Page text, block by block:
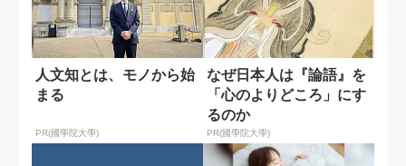
人文知とは、モノから始
まる
PR(國學院大學)
なぜ日本人は『論語』を
「心のよりどころ」にす
るのか
PR(國學院大學)